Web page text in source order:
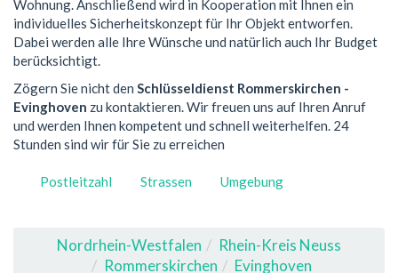
Wohnung. Anschließend wird in Kooperation mit Ihnen ein
individuelles Sicherheitskonzept für Ihr Objekt entworfen.
Dabei werden alle Ihre Wünsche und natürlich auch Ihr Budget
berücksichtigt.
Zögern Sie nicht den Schlüsseldienst Rommerskirchen -
Evinghoven zu kontaktieren. Wir freuen uns auf Ihren Anruf
und werden Ihnen kompetent und schnell weiterhelfen. 24
Stunden sind wir für Sie zu erreichen
Postleitzahl Strassen Umgebung
Nordrhein-Westfalen
Rhein-Kreis Neuss
Rommerskirchen
Evinghoven